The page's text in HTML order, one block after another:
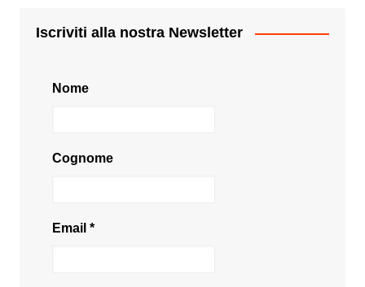
Iscriviti alla nostra Newsletter
Nome
Cognome
Email *